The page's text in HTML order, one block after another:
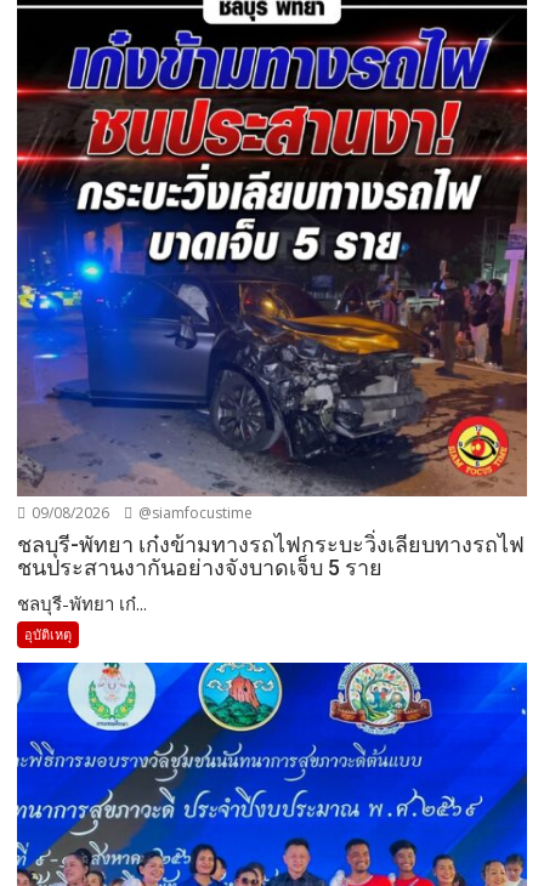
09/08/2026 @siamfocustime
ชลบุรี-พัทยา เก๋งข้ามทางรถไฟกระบะวิ่งเลียบทางรถไฟ
ชนประสานงากันอย่างจังบาดเจ็บ 5 ราย
ชลบุรี-พัทยา เก๋...
อุบัติเหตุ